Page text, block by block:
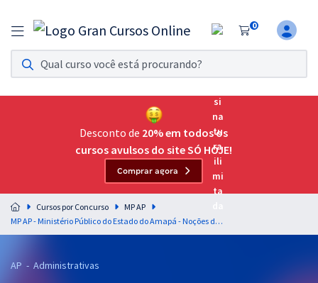
0
Assinatura Ilimitada 11
Acesso a todos os cursos. Teste grátis por 7 dias!
Assinatura OAB Até Passar
Acesso ilimitado a toda preparação para o Exame da
Residências Multiprofissionais
Preparação completa e intensiva para as principais
residências em saúde do Brasil
Desconto de 20% em todos os
cursos avulsos do site SÓ HOJE!
Comprar agora
Cursos por Concurso
MP AP
MP AP - Ministério Público do Estado do Amapá - Noções de Administração Pública para o Cargo de Analista Ministerial - Administração - Professores: Bruno Eduardo, Cosme Sérgio, Kátia Lima, Leonardo Albernaz e Rafael Barbosa
AP - Administrativas